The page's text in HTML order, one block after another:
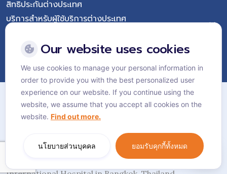
สิทธิประกันต่างประเทศ
บริการสำหรับผู้ใช้บริการต่างประเทศ
Follow Vejthani International Hospital
แผนผังเว็บไซต์
นโยบายส่วนบุคคล
© Vejthani International Hospital | JCI Accredited
Language:
Our website uses cookies
We use cookies to manage your personal information in
order to provide you with the best personalized user
experience on our website. If you continue using the
website, we assume that you accept all cookies on the
website. Find out more.
ยอมรับคุกกี้ทั้งหมด
นโยบายส่วนบุคคล